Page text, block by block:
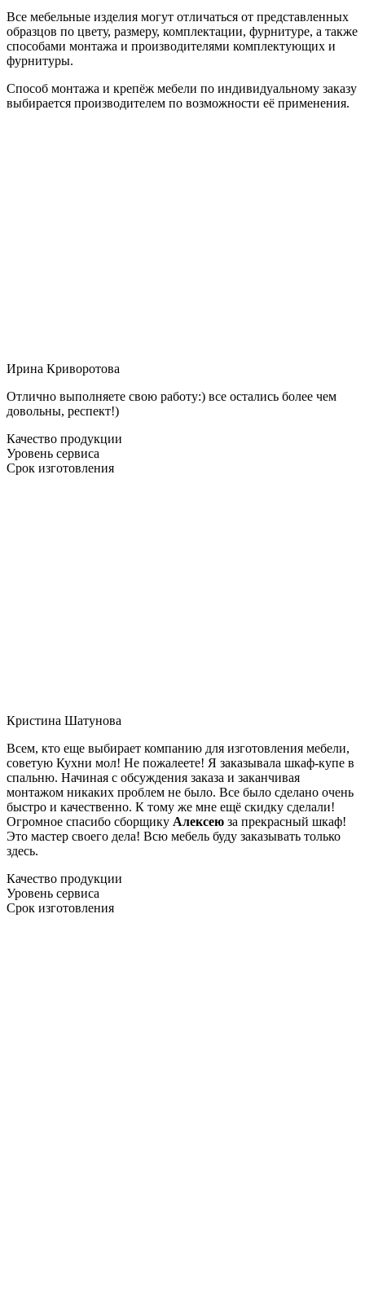
Все мебельные изделия могут отличаться от представленных
образцов по цвету, размеру, комплектации, фурнитуре, а также
способами монтажа и производителями комплектующих и
фурнитуры.
Способ монтажа и крепёж мебели по индивидуальному заказу
выбирается производителем по возможности её применения.
Ирина Криворотова
Отлично выполняете свою работу:) все остались более чем
довольны, респект!)
Качество продукции
Уровень сервиса
Срок изготовления
Кристина Шатунова
Всем, кто еще выбирает компанию для изготовления мебели,
советую Кухни мол! Не пожалеете! Я заказывала шкаф-купе в
спальню. Начиная с обсуждения заказа и заканчивая
монтажом никаких проблем не было. Все было сделано очень
быстро и качественно. К тому же мне ещё скидку сделали!
Огромное спасибо сборщику Алексею за прекрасный шкаф!
Это мастер своего дела! Всю мебель буду заказывать только
здесь.
Качество продукции
Уровень сервиса
Срок изготовления